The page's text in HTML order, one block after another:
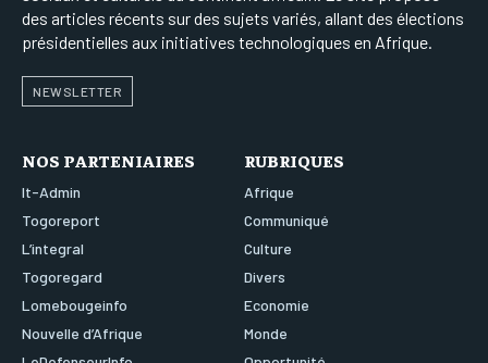
des articles récents sur des sujets variés, allant des élections
présidentielles aux initiatives technologiques en Afrique.
NEWSLETTER
NOS PARTENIAIRES
It-Admin
Togoreport
L’integral
Togoregard
Lomebougeinfo
Nouvelle d’Afrique
RUBRIQUES
Afrique
Communiqué
Culture
Divers
Economie
Monde